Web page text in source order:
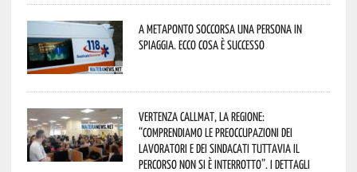
A Metaponto soccorsa una persona in
spiaggia. Ecco cosa è successo
Vertenza CallMat, la Regione:
“comprendiamo le preoccupazioni dei
lavoratori e dei sindacati tuttavia il
percorso non si è interrotto”. I dettagli